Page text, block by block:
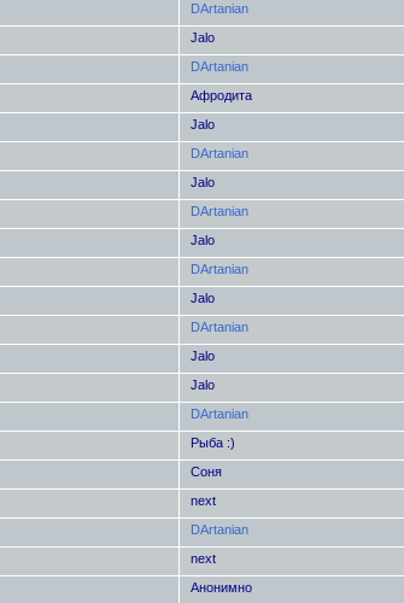
DArtanian
Jalo
DArtanian
Афродита
Jalo
DArtanian
Jalo
DArtanian
Jalo
DArtanian
Jalo
DArtanian
Jalo
Jalo
DArtanian
Рыба :)
Соня
next
DArtanian
next
Анонимно